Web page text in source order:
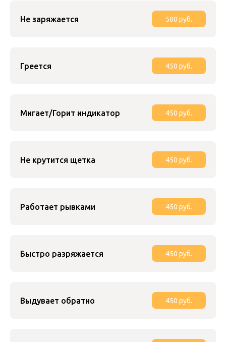
Не заряжается 500 руб.
Греется 450 руб.
Мигает/Горит индикатор 450 руб.
Не крутится щетка 450 руб.
Работает рывками 450 руб.
Быстро разряжается 450 руб.
Выдувает обратно 450 руб.